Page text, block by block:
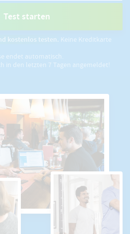
Test starten
kostenlos testen. Keine Kreditkarte
endet automatisch.
in den letzten 7 Tagen angemeldet!